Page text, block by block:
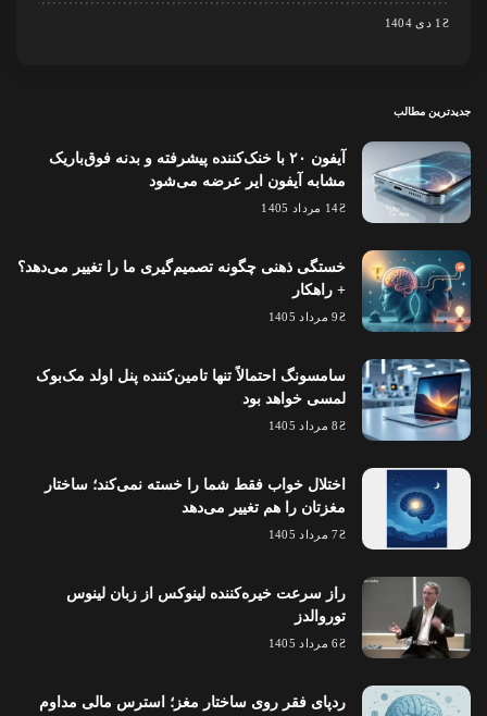
1 دی 1404
جدیدترین مطالب
آیفون ۲۰ با خنک‌کننده پیشرفته و بدنه فوق‌باریک
مشابه آیفون ایر عرضه می‌شود
14 مرداد 1405
خستگی ذهنی چگونه تصمیم‌گیری ما را تغییر می‌دهد؟
+ راهکار
9 مرداد 1405
سامسونگ احتمالاً تنها تامین‌کننده پنل اولد مک‌بوک
لمسی خواهد بود
8 مرداد 1405
اختلال خواب فقط شما را خسته نمی‌کند؛ ساختار
مغزتان را هم تغییر می‌دهد
7 مرداد 1405
راز سرعت خیره‌کننده لینوکس از زبان لینوس
توروالدز
6 مرداد 1405
ردپای فقر روی ساختار مغز؛ استرس مالی مداوم